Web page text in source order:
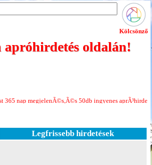
Kölcsönző
apróhirdetés oldalán!
50db ingyenes aprÃ³hirdetÃ©s minden
Legfrissebb hirdetések